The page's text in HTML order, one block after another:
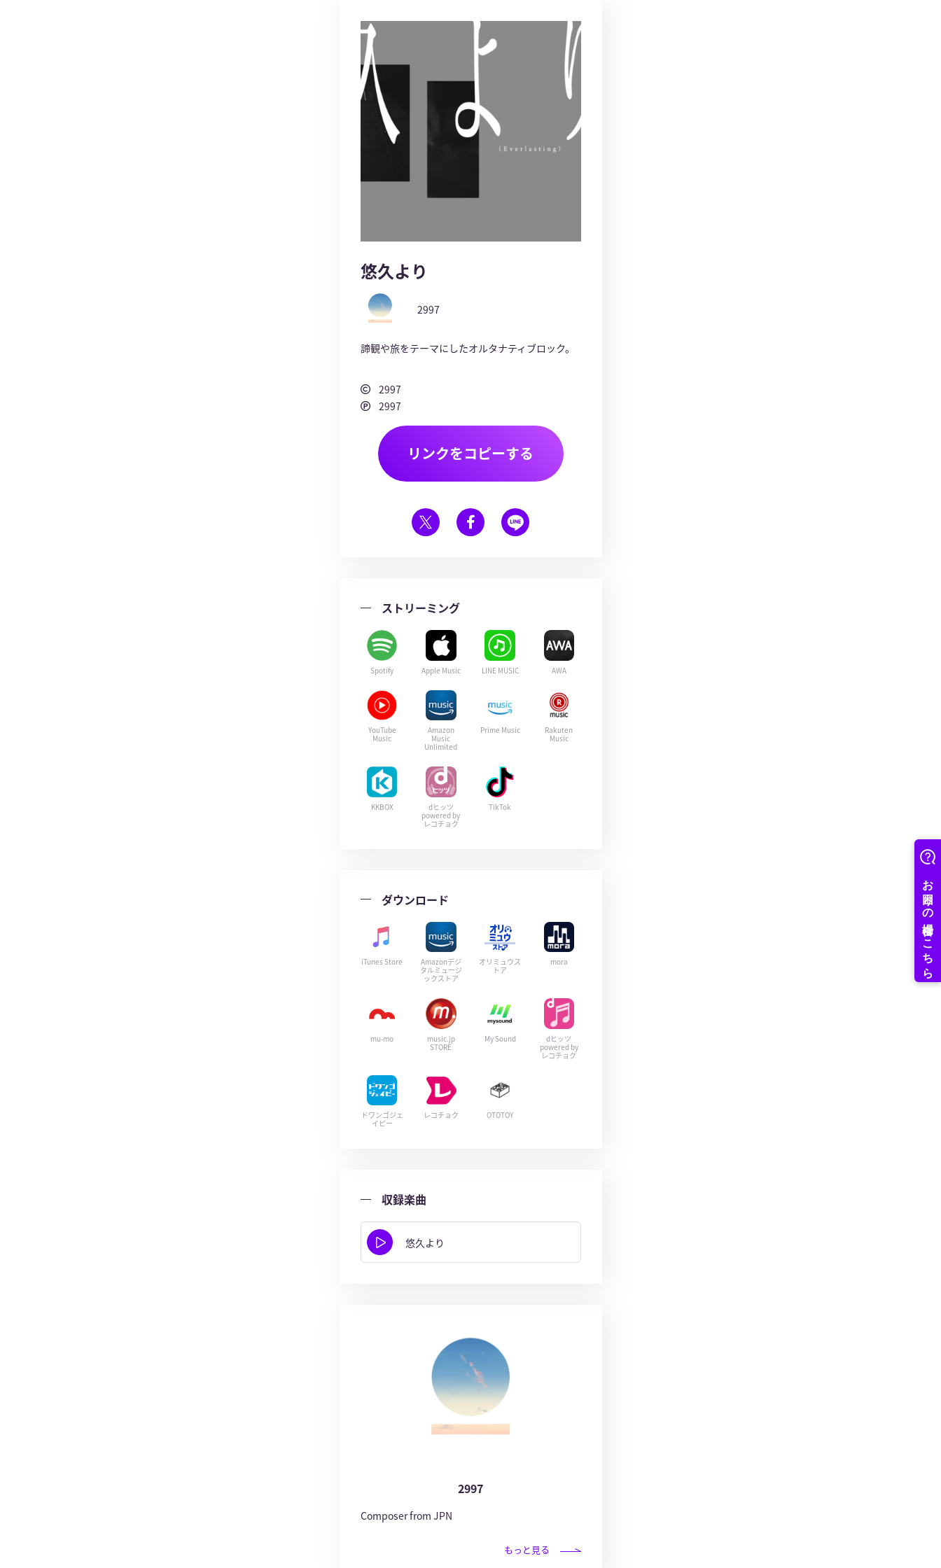
悠久より
2997
諦観や旅をテーマにしたオルタナティブロック。
2997
2997
リンクをコピーする
ストリーミング
Spotify Apple Music LINE MUSIC AWA
YouTube
Music
Amazon
Music
Unlimited
Prime Music
Rakuten
Music
KKBOX
dヒッツ
powered by
レコチョク
TikTok
ダウンロード
iTunes Store
Amazonデジ
タルミュージ
ックストア
オリミュウス
トア
mora
mu-mo
music.jp
STORE
My Sound
dヒッツ
powered by
レコチョク
ドワンゴジェ
イピー
レコチョク OTOTOY
収録楽曲
悠久より
2997
Composer from JPN
もっと見る